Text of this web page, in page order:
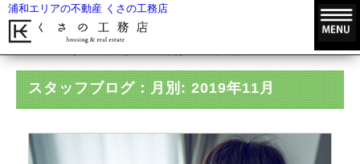
浦和エリアの不動産 くさの工務店
スタッフブログ：月別: 2019年11月